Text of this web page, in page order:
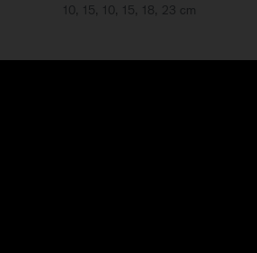
10, 15, 10, 15, 18, 23 cm